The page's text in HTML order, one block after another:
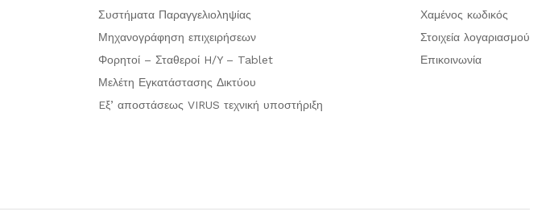
Συστήματα Παραγγελιοληψίας
Μηχανογράφηση επιχειρήσεων
Φορητοί – Σταθεροί H/Y – Tablet
Μελέτη Εγκατάστασης Δικτύου
Eξ’ αποστάσεως VIRUS τεχνική υποστήριξη
Χαμένος κωδικός
Στοιχεία λογαριασμού
Επικοινωνία